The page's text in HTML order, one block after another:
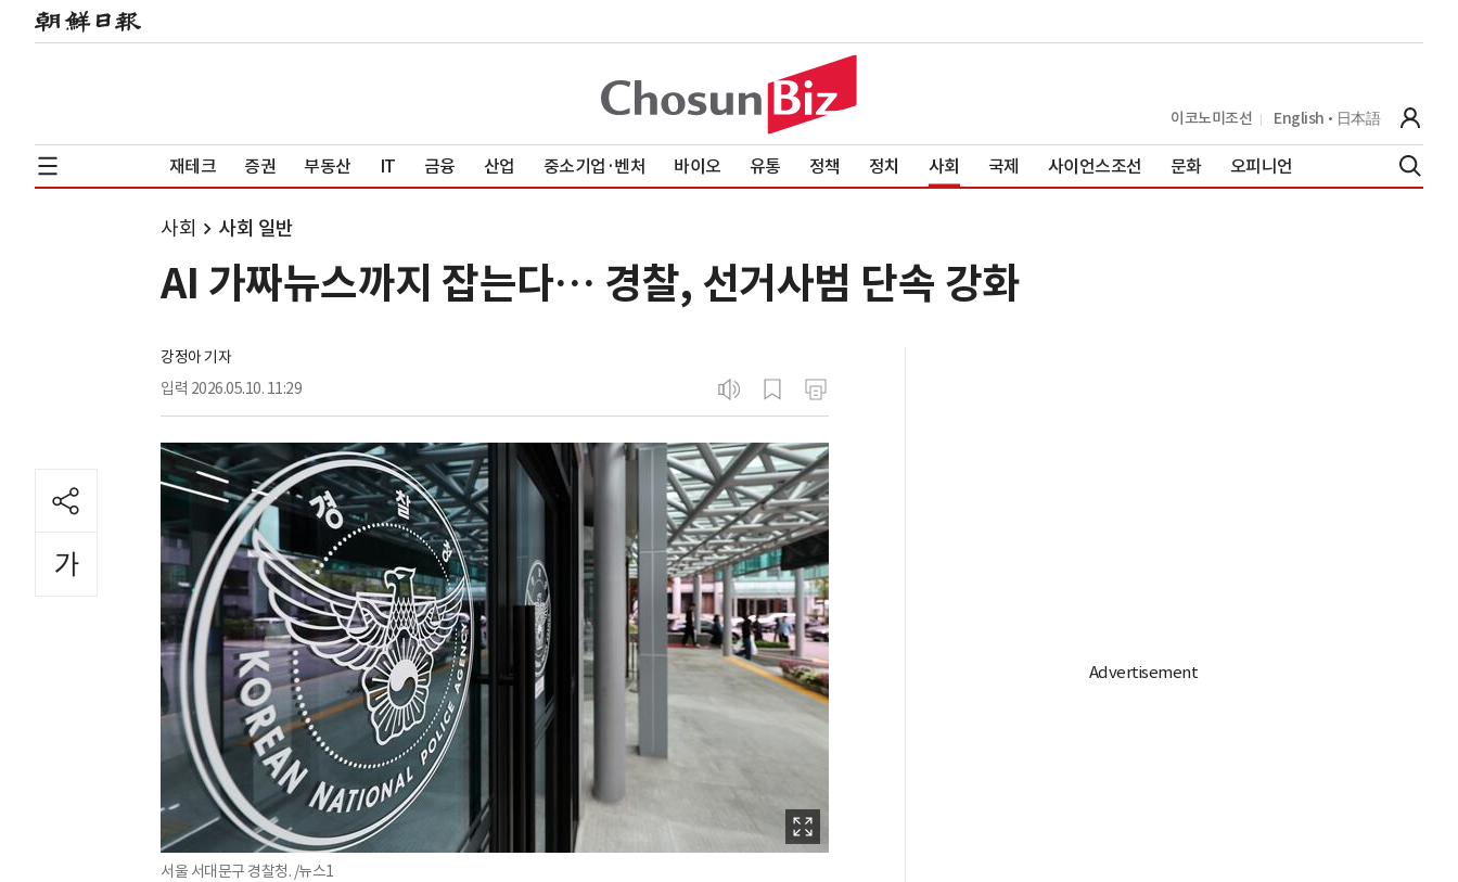
이코노미조선 English 日本語
재테크 증권 부동산 IT 금융 산업 중소기업·벤처 바이오 유통 정책 정치 사회 국제 사이언스조선 문화 오피니언
사회 사회 일반
AI 가짜뉴스까지 잡는다… 경찰, 선거사범 단속 강화
강정아 기자
입력 2026.05.10. 11:29
서울 서대문구 경찰청. /뉴스1